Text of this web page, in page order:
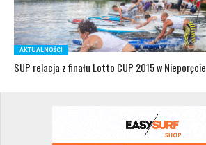
AKTUALNOŚCI
SUP relacja z finału Lotto CUP 2015 w Nieporęcie